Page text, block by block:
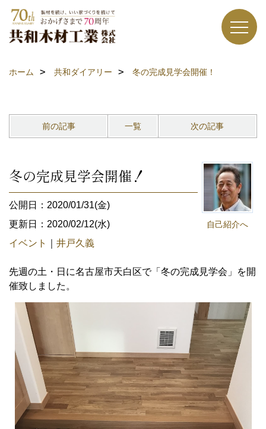
ホーム 共和ダイアリー 冬の完成見学会開催！
前の記事 一覧 次の記事
自己紹介へ
冬の完成見学会開催！
公開日：2020/01/31(金)
更新日：2020/02/12(水)
イベント
井戸久義
先週の土・日に名古屋市天白区で「冬の完成見学会」を開
催致しました。